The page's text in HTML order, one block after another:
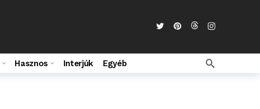
Hasznos Interjúk Egyéb